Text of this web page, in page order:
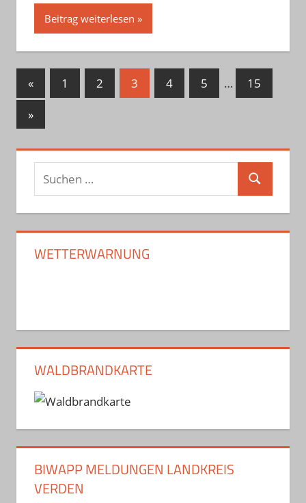
Beitrag weiterlesen
Seitennummerierung
der
Beiträge
«Vorherige
Beiträge
1 2 3 4 5 …
15
Nächste
Beiträge
»
Suchen
nach:
Suchen
WETTERWARNUNG
WALDBRANDKARTE
BIWAPP MELDUNGEN LANDKREIS
VERDEN